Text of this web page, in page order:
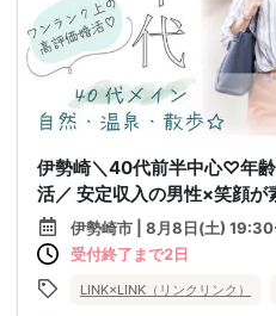
伊勢崎＼40代前半中心♡年
活／ 安定収入の男性×笑顔が
伊勢崎市 | 8月8日(土) 19:30
受付終了まで2日
LINK×LINK（リンクリンク）